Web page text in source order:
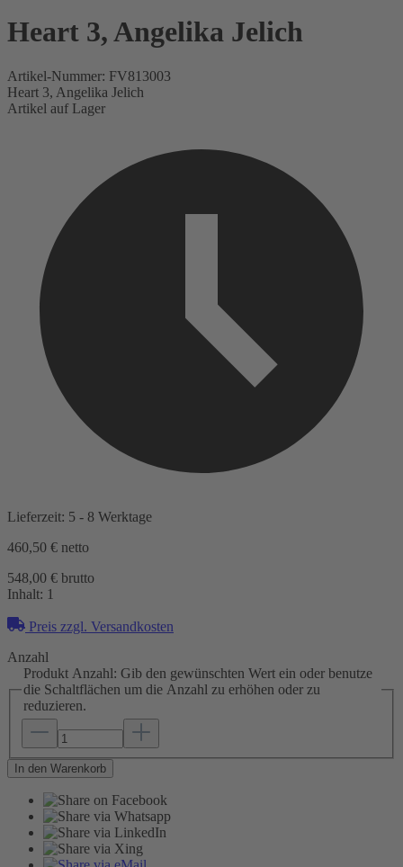
Heart 3, Angelika Jelich
Artikel-Nummer: FV813003
Heart 3, Angelika Jelich
Artikel auf Lager
Lieferzeit: 5 - 8 Werktage
460,50 € netto
548,00 € brutto
Inhalt: 1
Preis zzgl. Versandkosten
Anzahl
Produkt Anzahl: Gib den gewünschten Wert ein oder benutze
die Schaltflächen um die Anzahl zu erhöhen oder zu
reduzieren.
In den Warenkorb